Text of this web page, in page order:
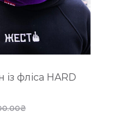
фліса HARD
₴